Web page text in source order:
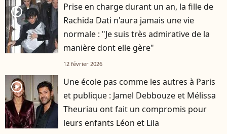
player2
Prise en charge durant un an, la fille de
Rachida Dati n'aura jamais une vie
normale : "Je suis très admirative de la
manière dont elle gère"
12 février 2026
player2
Une école pas comme les autres à Paris
et publique : Jamel Debbouze et Mélissa
Theuriau ont fait un compromis pour
leurs enfants Léon et Lila